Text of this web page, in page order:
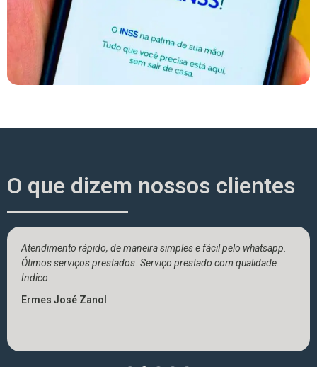
O que dizem nossos clientes
Atendimento rápido, de maneira simples e fácil pelo whatsapp.
Ótimos serviços prestados. Serviço prestado com qualidade.
Indico.
Ermes José Zanol